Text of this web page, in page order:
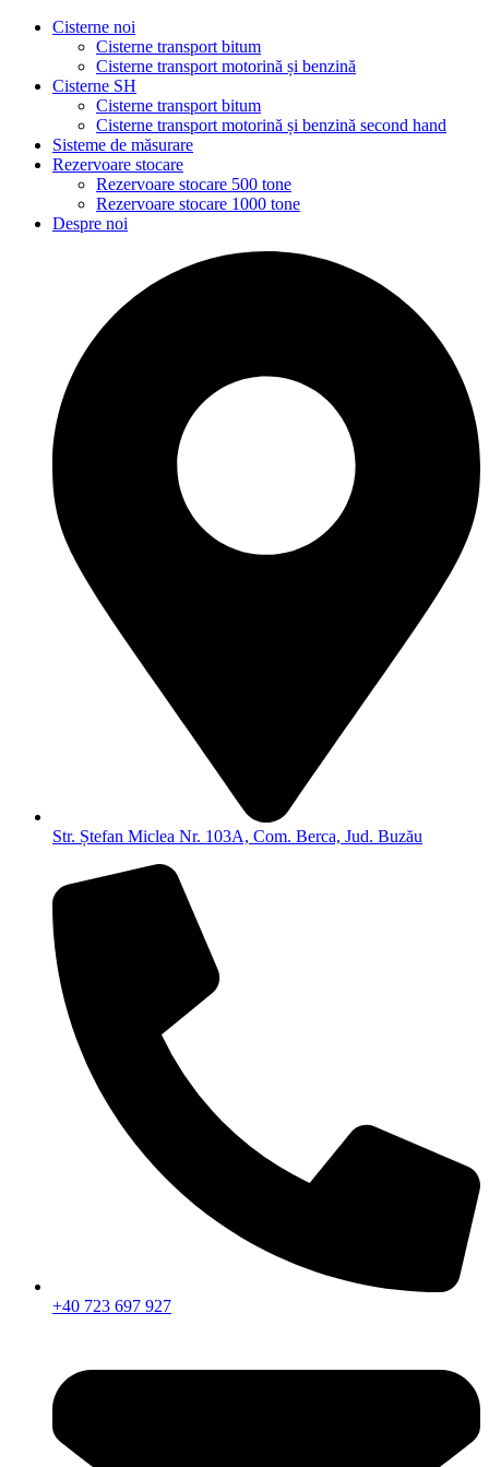
Cisterne noi
Cisterne transport bitum
Cisterne transport motorină și benzină
Cisterne SH
Cisterne transport bitum
Cisterne transport motorină și benzină second hand
Sisteme de măsurare
Rezervoare stocare
Rezervoare stocare 500 tone
Rezervoare stocare 1000 tone
Despre noi
Str. Ștefan Miclea Nr. 103A, Com. Berca, Jud. Buzău
+40 723 697 927